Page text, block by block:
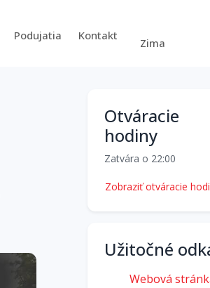
Podujatia Kontakt
Zima
Otváracie
hodiny
Zatvára o 22:00
Zobraziť otváracie
Užitočné
Webová